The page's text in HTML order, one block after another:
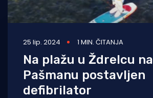
25 lip. 2024 1 MIN. ČITANJA
Na plažu u Ždrelcu na
Pašmanu postavljen
defibrilator